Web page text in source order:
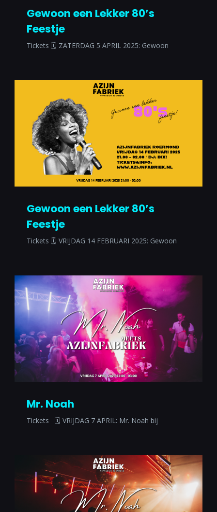
Gewoon een Lekker 80’s
Feestje
Tickets 🗓 ZATERDAG 5 APRIL 2025: Gewoon
Gewoon een Lekker 80’s
Feestje
Tickets 🗓 VRIJDAG 14 FEBRUARI 2025: Gewoon
Mr. Noah
Tickets 🗓 VRIJDAG 7 APRIL: Mr. Noah bij